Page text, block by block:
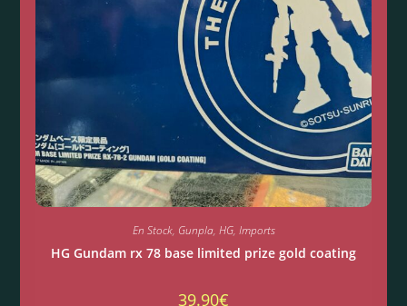
En Stock, Gunpla, HG, Imports
HG Gundam rx 78 base limited prize gold coating
39.90€